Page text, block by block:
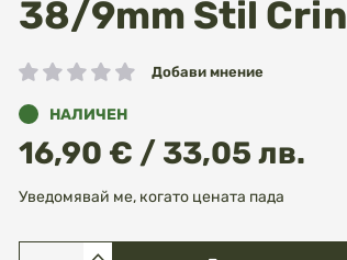
38/9mm Stil Crin
рейтинг: Добави мнение
НАЛИЧЕН
16,90 € / 33,05 лв.
Уведомявай ме, когато цената пада